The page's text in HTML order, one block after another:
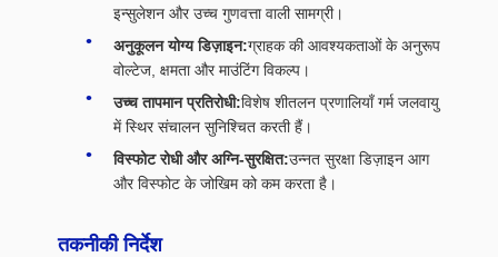
इन्सुलेशन और उच्च गुणवत्ता वाली सामग्री।
अनुकूलन योग्य डिज़ाइन:ग्राहक की आवश्यकताओं के अनुरूप
वोल्टेज, क्षमता और माउंटिंग विकल्प।
उच्च तापमान प्रतिरोधी:विशेष शीतलन प्रणालियाँ गर्म जलवायु
में स्थिर संचालन सुनिश्चित करती हैं।
विस्फोट रोधी और अग्नि-सुरक्षित:उन्नत सुरक्षा डिज़ाइन आग
और विस्फोट के जोखिम को कम करता है।
तकनीकी निर्देश